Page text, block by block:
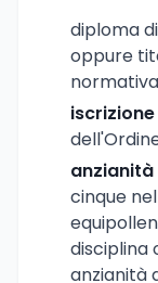
diploma di
oppure
normativa
anzianità
cinque
disciplina
anzianità